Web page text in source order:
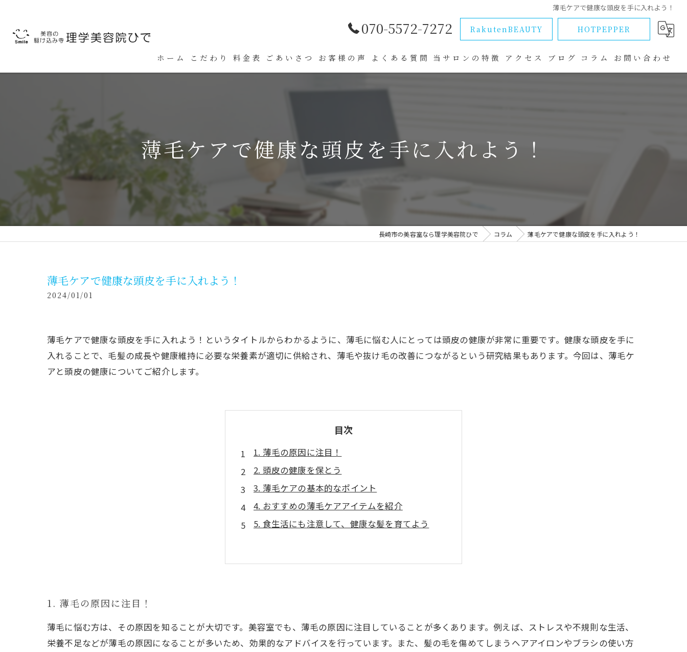
薄毛ケアで健康な頭皮を手に入れよう！
070-5572-7272 RakutenBEAUTY HOTPEPPER
ホーム こだわり 料金表 ごあいさつ お客様の声 よくある質問 当サロンの特徴
髪質改善
アクセス ブログ コラム お問い合わせ
薄毛ケアで健康な頭皮を手に入れよう！
長崎市の美容室なら理学美容院ひで コラム 薄毛ケアで健康な頭皮を手に入れよう！
薄毛ケアで健康な頭皮を手に入れよう！
2024/01/01
薄毛ケアで健康な頭皮を手に入れよう！というタイトルからわかるように、薄毛に悩む人にとっては頭皮の健康が非常に重要です。健康な頭皮を手に
入れることで、毛髪の成長や健康維持に必要な栄養素が適切に供給され、薄毛や抜け毛の改善につながるという研究結果もあります。今回は、薄毛ケ
アと頭皮の健康についてご紹介します。
目次
1. 薄毛の原因に注目！
2. 頭皮の健康を保とう
3. 薄毛ケアの基本的なポイント
4. おすすめの薄毛ケアアイテムを紹介
5. 食生活にも注意して、健康な髪を育てよう
1. 薄毛の原因に注目！
薄毛に悩む方は、その原因を知ることが大切です。美容室でも、薄毛の原因に注目していることが多くあります。例えば、ストレスや不規則な生活、
栄養不足などが薄毛の原因になることが多いため、効果的なアドバイスを行っています。また、髪の毛を傷めてしまうヘアアイロンやブラシの使い方